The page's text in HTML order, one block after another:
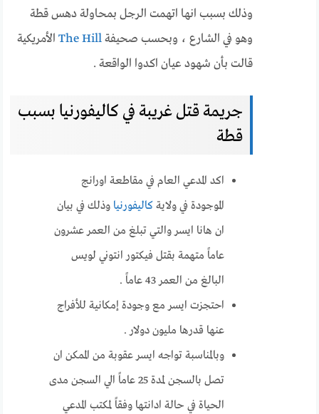
وذلك بسبب انها اتهمت الرجل بمحاولة دهس قطة
وهو في الشارع ، وبحسب صحيفةThe Hill الأمريكية
قالت بأن شهود عيان اكدوا الواقعة .
جريمة قتل غريبة في كاليفورنيا بسبب
قطة
اكد المدعي العام في مقاطعة اورانج
الموجودة في ولايةكاليفورنيا وذلك في بيان
ان هانا ايسر والتي تبلغ من العمر عشرون
عاماً متهمة بقتل فيكتور انتوني لويس
البالغ من العمر 43 عاماً .
احتجزت ايسر مع وجودة إمكانية للأفراج
عنها قدرها مليون دولار .
وبالمناسبة تواجه ايسر عقوبة من الممكن ان
تصل بالسجن لمدة 25 عاماً الي السجن مدى
الحياة في حالة ادانتها وفقاً لمكتب المدعي